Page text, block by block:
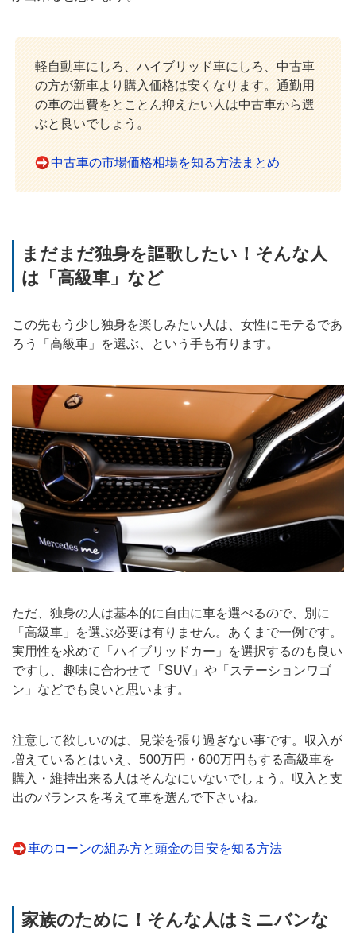
軽自動車にしろ、ハイブリッド車にしろ、中古車
の方が新車より購入価格は安くなります。通勤用
の車の出費をとことん抑えたい人は中古車から選
ぶと良いでしょう。
中古車の市場価格相場を知る方法まとめ
まだまだ独身を謳歌したい！そんな人
は「高級車」など
この先もう少し独身を楽しみたい人は、女性にモテるであ
ろう「高級車」を選ぶ、という手も有ります。
ただ、独身の人は基本的に自由に車を選べるので、別に
「高級車」を選ぶ必要は有りません。あくまで一例です。
実用性を求めて「ハイブリッドカー」を選択するのも良い
ですし、趣味に合わせて「SUV」や「ステーションワゴ
ン」などでも良いと思います。
注意して欲しいのは、見栄を張り過ぎない事です。収入が
増えているとはいえ、500万円・600万円もする高級車を
購入・維持出来る人はそんなにいないでしょう。収入と支
出のバランスを考えて車を選んで下さいね。
車のローンの組み方と頭金の目安を知る方法
家族のために！そんな人はミニバンな